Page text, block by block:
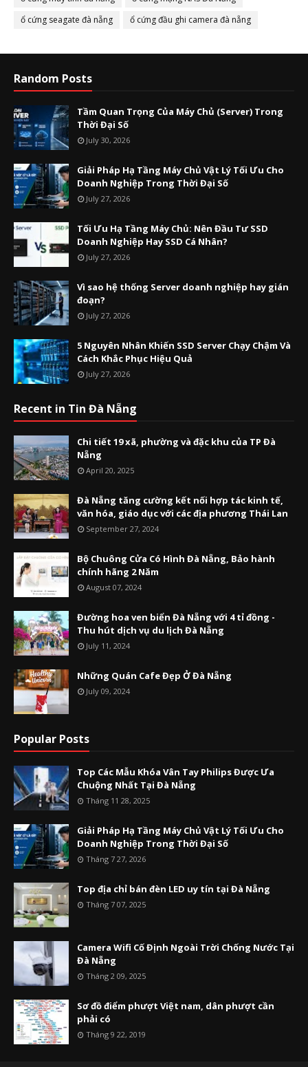
ổ cứng seagate đà nẵng
ổ cứng đầu ghi camera đà nẵng
Random Posts
Tầm Quan Trọng Của Máy Chủ (Server) Trong
Thời Đại Số
July 30, 2026
Giải Pháp Hạ Tầng Máy Chủ Vật Lý Tối Ưu Cho
Doanh Nghiệp Trong Thời Đại Số
July 27, 2026
Tối Ưu Hạ Tầng Máy Chủ: Nên Đầu Tư SSD
Doanh Nghiệp Hay SSD Cá Nhân?
July 27, 2026
Vì sao hệ thống Server doanh nghiệp hay gián
đoạn?
July 27, 2026
5 Nguyên Nhân Khiến SSD Server Chạy Chậm Và
Cách Khắc Phục Hiệu Quả
July 27, 2026
Recent in Tin Đà Nẵng
Chi tiết 19 xã, phường và đặc khu của TP Đà
Nẵng
April 20, 2025
Đà Nẵng tăng cường kết nối hợp tác kinh tế,
văn hóa, giáo dục với các địa phương Thái Lan
September 27, 2024
Bộ Chuông Cửa Có Hình Đà Nẵng, Bảo hành
chính hãng 2 Năm
August 07, 2024
Đường hoa ven biển Đà Nẵng với 4 tỉ đồng -
Thu hút dịch vụ du lịch Đà Nẵng
July 11, 2024
Những Quán Cafe Đẹp Ở Đà Nẵng
July 09, 2024
Popular Posts
Top Các Mẫu Khóa Vân Tay Philips Được Ưa
Chuộng Nhất Tại Đà Nẵng
Tháng 11 28, 2025
Giải Pháp Hạ Tầng Máy Chủ Vật Lý Tối Ưu Cho
Doanh Nghiệp Trong Thời Đại Số
Tháng 7 27, 2026
Top địa chỉ bán đèn LED uy tín tại Đà Nẵng
Tháng 7 07, 2025
Camera Wifi Cố Định Ngoài Trời Chống Nước Tại
Đà Nẵng
Tháng 2 09, 2025
Sơ đồ điểm phượt Việt nam, dân phượt cần
phải có
Tháng 9 22, 2019